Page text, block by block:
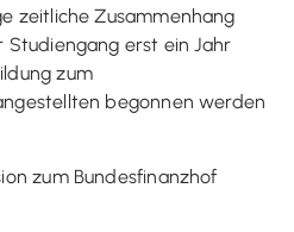
zeitliche Zusammenhang
Studiengang erst ein Jahr
zum
begonnen werden
zum Bundesfinanzhof